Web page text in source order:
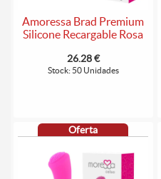
Amoressa Brad Premium
Silicone Recargable Rosa
26.28 €
Stock: 50 Unidades
Oferta